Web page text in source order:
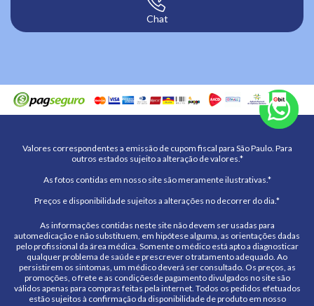
Chat
Valores correspondentes a emissão de cupom fiscal para São Paulo. Para
outros estados sujeito a alteração de valores.*
As fotos contidas em nosso site são meramente ilustrativas.*
Preços e disponibilidade sujeitos a alterações no decorrer do dia.*
As informações contidas neste site não devem ser usadas para
automedicação e não substituem, em hipótese alguma, as orientações dadas
pelo profissional da área médica. Somente o médico está apto a diagnosticar
qualquer problema de saúde e prescrever o tratamento adequado. Ao
persistirem os sintomas, um médico deverá ser consultado. Os preços, as
promoções, o frete e as condiçõesde pagamento divulgados no site são
válidos apenas para compras feitas pela internet. Todos os pedidos efetuados
estão sujeitos à confirmação da disponibilidade de produto em nosso